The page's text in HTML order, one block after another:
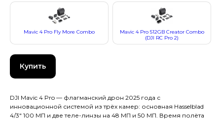
Mavic 4 Pro Fly More Combo
Mavic 4 Pro 512GB Creator Combo
(DJI RC Pro 2)
Купить
DJI Mavic 4 Pro — флагманский дрон 2025 года с
инновационной системой из трёх камер: основная Hasselblad
4/3" 100 МП и две теле-линзы на 48 МП и 50 МП. Время полёта